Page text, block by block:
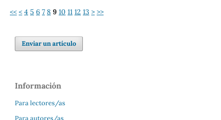
<< < 4 5 6 7 8 9 10 11 12 13 > >>
Enviar un artículo
Información
Para lectores/as
Para autores/as